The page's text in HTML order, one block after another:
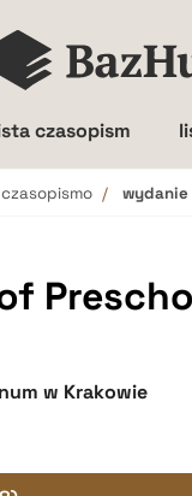
czasopism
czasopismo wydanie
w Krakowie